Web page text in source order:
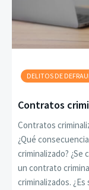
DELITOS DE
Contratos
Contratos
¿Qué
criminalizado? ¿Se
un contrato
criminalizados.